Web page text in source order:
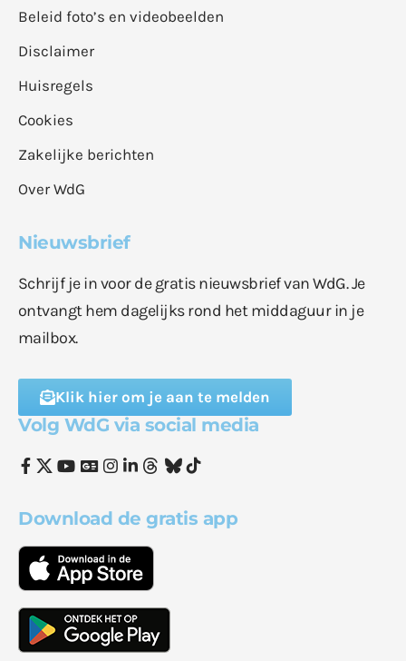
Beleid foto’s en videobeelden
Disclaimer
Huisregels
Cookies
Zakelijke berichten
Over WdG
Nieuwsbrief
Schrijf je in voor de gratis nieuwsbrief van WdG. Je
ontvangt hem dagelijks rond het middaguur in je
mailbox.
Klik hier om je aan te melden
Volg WdG via social media
Download de gratis app